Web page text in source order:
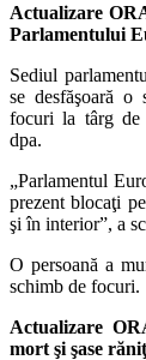
Actualizare
Parlamentului
Sediul
se desfăşoară o
focuri la târg de
dpa.
„Parlamentul
prezent blocaţi
şi în interior”, a
O persoană a
schimb de focuri.
Actualizare
mort şi şase